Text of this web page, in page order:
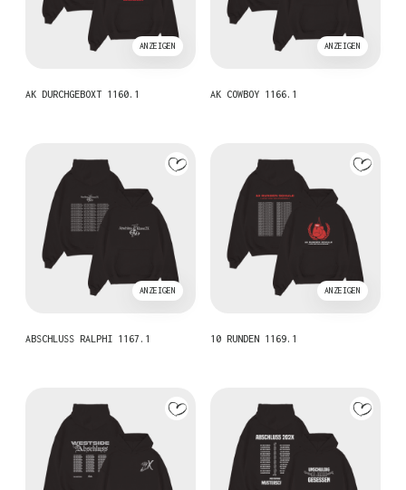
ANZEIGEN
AK DURCHGEBOXT 1160.1
ANZEIGEN
AK COWBOY 1166.1
ANZEIGEN
ABSCHLUSS RALPHI 1167.1
ANZEIGEN
10 RUNDEN 1169.1